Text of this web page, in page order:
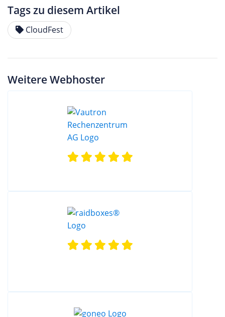
Tags zu diesem Artikel
CloudFest
Weitere Webhoster